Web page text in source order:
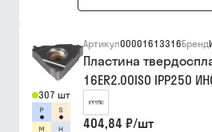
307 шт
Артикул00001613316Бренд
Пластина
16ER2.00ISO IPP250
404,84 ₽/шт